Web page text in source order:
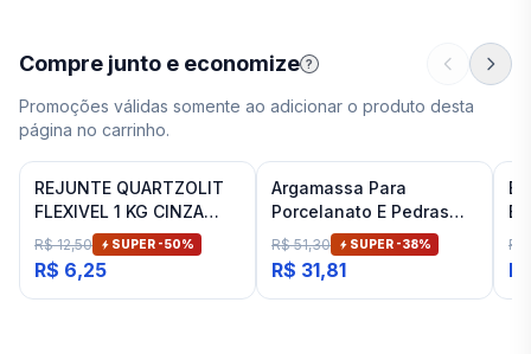
Compre junto e economize ?
Promoções válidas somente ao adicionar o produto desta
página no carrinho.
REJUNTE QUARTZOLIT
FLEXIVEL 1 KG CINZA
ARTICO
R$ 12,50 SUPER -50%
R$ 6,25
Argamassa Para
Porcelanato E Pedras
Naturais Cinza Interno
Inovatte 20 Kg
R$ 51,30 SUPER -38%
R$ 31,81
Fit